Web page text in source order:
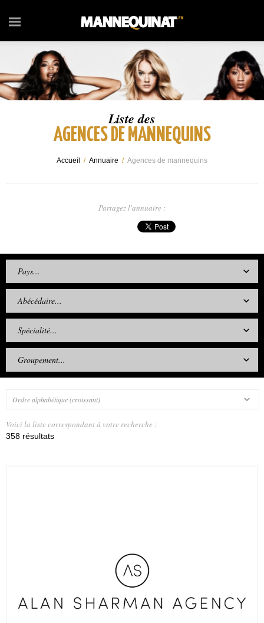
Liste des
AGENCES DE MANNEQUINS
Accueil / Annuaire / Agences de mannequins
Partagez l'annuaire :
Pays...
Abécédaire...
Spécialité...
Groupement...
Ordre alphabétique (croissant)
Voici la liste correspondant à votre recherche :
358 résultats